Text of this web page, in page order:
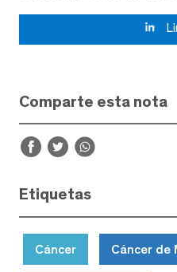
Comparte esta nota
Etiquetas
Cáncer Cáncer de